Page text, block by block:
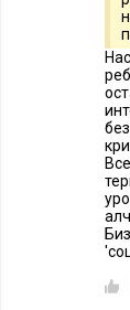
затронул
реального
Так
всех
сектора,
рода не